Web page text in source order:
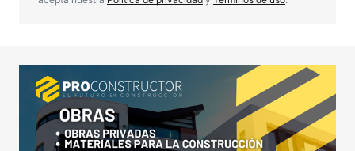
Your Name*
Your E-mail*